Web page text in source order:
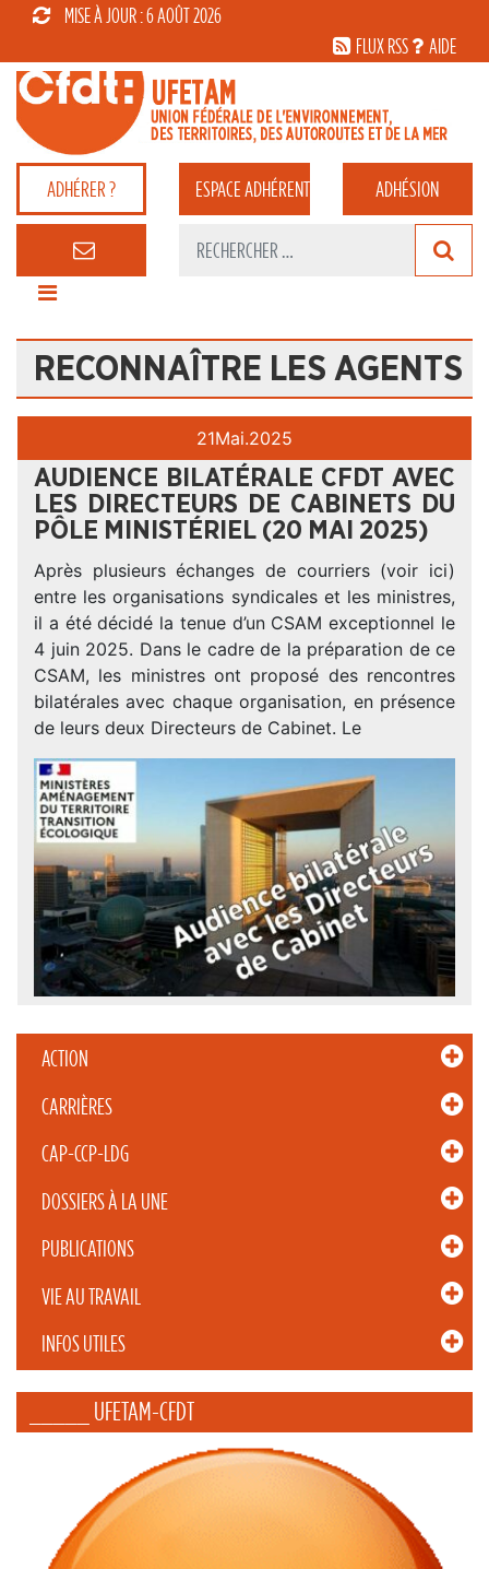
MISE À JOUR : 6 AOÛT 2026
FLUX RSS
AIDE
ADHÉRER ? ESPACEADHÉRENT ADHÉSION
RECONNAÎTRE LES AGENTS
ACTION
CARRIÈRES
CAP-CCP-LDG
DOSSIERS À LA UNE
PUBLICATIONS
VIE AU TRAVAIL
INFOS UTILES
_____ UFETAM-CFDT
21Mai.2025
AUDIENCE BILATÉRALE CFDT AVEC
LES DIRECTEURS DE CABINETS DU
PÔLE MINISTÉRIEL (20 MAI 2025)
Après plusieurs échanges de courriers (voir ici)
entre les organisations syndicales et les ministres,
il a été décidé la tenue d’un CSAM exceptionnel le
4 juin 2025. Dans le cadre de la préparation de ce
CSAM, les ministres ont proposé des rencontres
bilatérales avec chaque organisation, en présence
de leurs deux Directeurs de Cabinet. Le